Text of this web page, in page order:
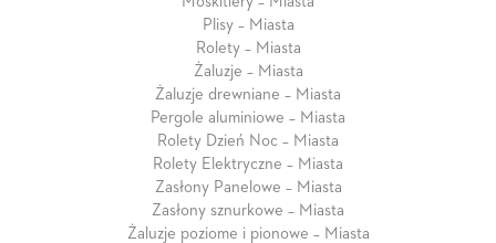
Plisy – Miasta
Rolety – Miasta
Żaluzje – Miasta
Żaluzje drewniane – Miasta
Pergole aluminiowe – Miasta
Rolety Dzień Noc – Miasta
Rolety Elektryczne – Miasta
Zasłony Panelowe – Miasta
Zasłony sznurkowe – Miasta
Żaluzje poziome i pionowe – Miasta